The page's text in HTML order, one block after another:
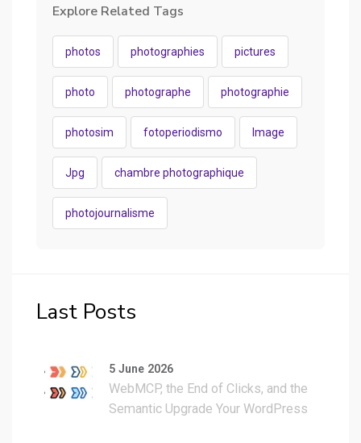
Explore Related Tags
photos photographies pictures
photo photographe photographie
photosim fotoperiodismo Image
Jpg chambre photographique
photojournalisme
Last Posts
5 June 2026
WebMCP, the End of Clicks, and the
Semantic Upgrade Your WordPress